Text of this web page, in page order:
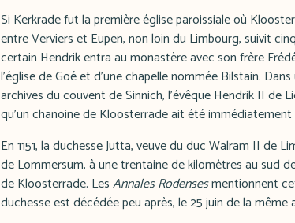
Si Kerkrade fut la première église paroissiale où
entre Verviers et Eupen, non loin du Limbourg, suivit
certain Hendrik entra au monastère avec son frère
l'église de Goé et d'une chapelle nommée Bilstain.
archives du couvent de Sinnich, l'évêque Hendrik II de
qu'un chanoine de Kloosterrade ait été
En 1151, la duchesse Jutta, veuve du duc Walram II
de Lommersum, à une trentaine de kilomètres au sud
de Kloosterrade. LesAnnales Rodensesmentionnent
duchesse est décédée peu après, le 25 juin de la